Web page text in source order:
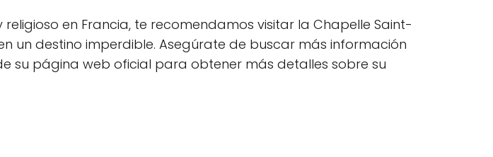
en Francia, te recomendamos visitar la Chapelle Saint-
un destino imperdible. Asegúrate de buscar más información
su página web oficial para obtener más detalles sobre su